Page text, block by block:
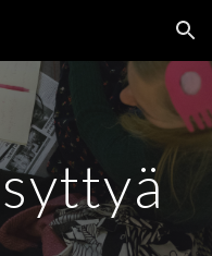
Skip to navigation